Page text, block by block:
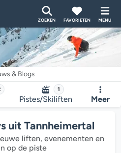
ZOEKEN FAVORIETEN MENU
& Blogs
1
Pistes/Skiliften Meer
uit Tannheimertal
liften, evenementen en
op de piste